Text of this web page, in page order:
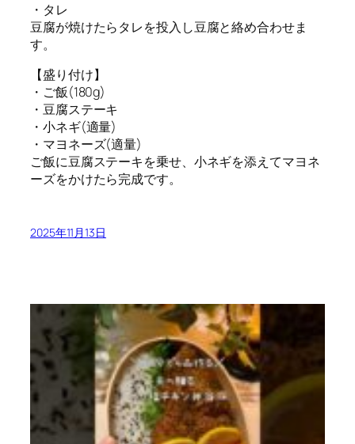
・タレ
豆腐が焼けたらタレを投入し豆腐と絡め合わせま
す。
【盛り付け】
・ご飯(180g)
・豆腐ステーキ
・小ネギ(適量)
・マヨネーズ(適量)
ご飯に豆腐ステーキを乗せ、小ネギを添えてマヨネ
ーズをかけたら完成です。
2025年11月13日